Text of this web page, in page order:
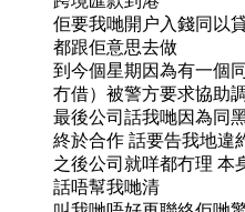
佢要我哋開户入錢同以
都跟佢意思去做
到今個星期因為有一個
冇借）被警方要求協助
最後公司話我哋因為同
終於合作 話要告我地違
之後公司就咩都冇理 本
話唔幫我哋清